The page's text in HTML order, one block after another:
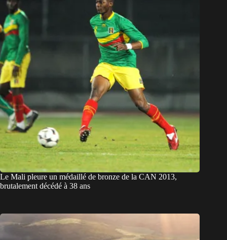
Le Mali pleure un médaillé de bronze de la CAN 2013,
brutalement décédé à 38 ans